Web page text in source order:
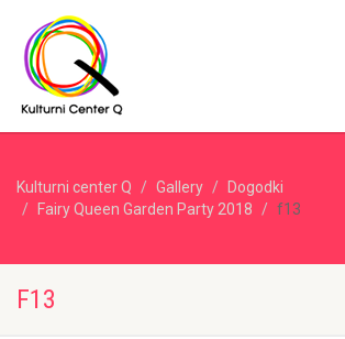
Kulturni center Q Gallery
Dogodki
Fairy Queen Garden Party 2018
f13
F13